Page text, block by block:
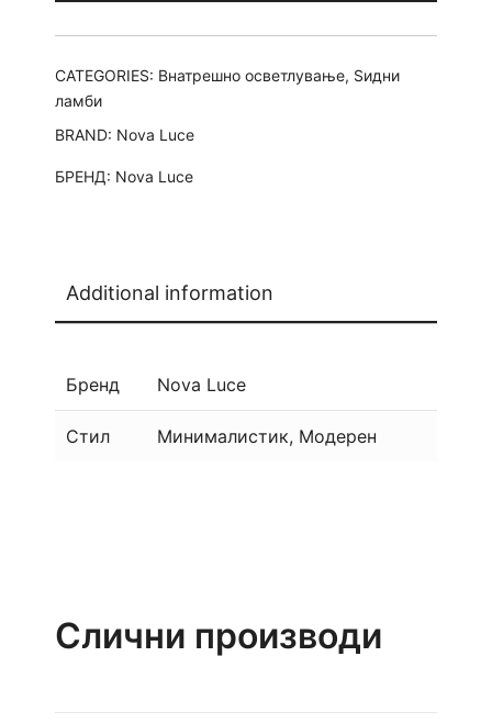
CATEGORIES: Внатрешно осветлување, Ѕидни
ламби
BRAND: Nova Luce
БРЕНД: Nova Luce
Additional information
Бренд Nova Luce
Стил Минималистик, Модерен
Слични производи